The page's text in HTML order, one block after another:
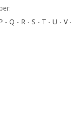
- Q - R - S - T - U - V-